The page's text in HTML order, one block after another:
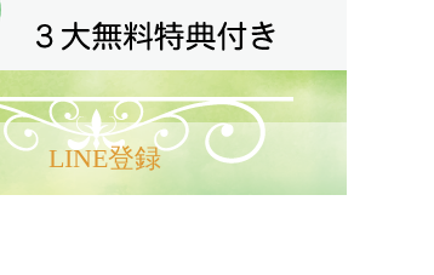
LINE登録